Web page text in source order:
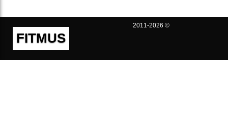
FITMUS
2011-2026 ©